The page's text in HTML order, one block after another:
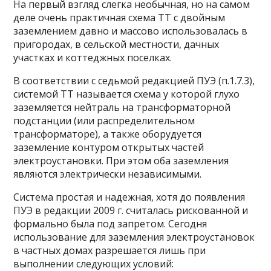
На первый взгляд слегка необычная, но на самом
деле очень практичная схема ТТ с двойным
заземлением давно и массово использовалась в
пригородах, в сельской местности, дачных
участках и коттеджных поселках.
В соответствии с седьмой редакцией ПУЭ (п.1.7.3),
системой ТТ называется схема у которой глухо
заземляется нейтраль на трансформаторной
подстанции (или распределительном
трансформаторе), а также оборудуется
заземление контуром открытых частей
электроустановки. При этом оба заземления
являются электрически независимыми.
Система простая и надежная, хотя до появления
ПУЭ в редакции 2009 г. считалась рискованной и
формально была под запретом. Сегодня
использование для заземления электроустановок
в частных домах разрешается лишь при
выполнении следующих условий: